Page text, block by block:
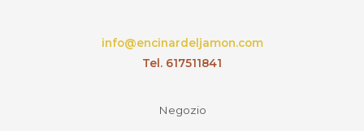
info@encinardeljamon.com
Tel. 617511841
Negozio